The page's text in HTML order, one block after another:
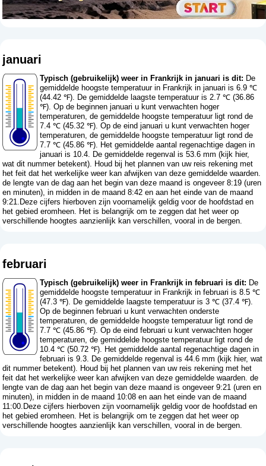
januari
Typisch (gebruikelijk) weer in Frankrijk in januari is dit: De
gemiddelde hoogste temperatuur in Frankrijk in januari is 6.9 ℃
(44.42 ℉). De gemiddelde laagste temperatuur is 2.7 ℃ (36.86
℉). Op de beginnen januari u kunt verwachten hoger
temperaturen, de gemiddelde hoogste temperatuur ligt rond de
7.4 ℃ (45.32 ℉). Op de eind januari u kunt verwachten hoger
temperaturen, de gemiddelde hoogste temperatuur ligt rond de
7.7 ℃ (45.86 ℉). Het gemiddelde aantal regenachtige dagen in
januari is 10.4. De gemiddelde regenval is 53.6 mm (kijk hier,
wat dit nummer betekent). Houd bij het plannen van uw reis rekening met
het feit dat het werkelijke weer kan afwijken van deze gemiddelde waarden.
de lengte van de dag aan het begin van deze maand is ongeveer 8:19 (uren
en minuten), in midden in de maand 8:42 en aan het einde van de maand
9:21.Deze cijfers hierboven zijn voornamelijk geldig voor de hoofdstad en
het gebied eromheen. Het is belangrijk om te zeggen dat het weer op
verschillende hoogtes aanzienlijk kan verschillen, vooral in de bergen.
februari
Typisch (gebruikelijk) weer in Frankrijk in februari is dit: De
gemiddelde hoogste temperatuur in Frankrijk in februari is 8.5 ℃
(47.3 ℉). De gemiddelde laagste temperatuur is 3 ℃ (37.4 ℉).
Op de beginnen februari u kunt verwachten onderste
temperaturen, de gemiddelde hoogste temperatuur ligt rond de
7.7 ℃ (45.86 ℉). Op de eind februari u kunt verwachten hoger
temperaturen, de gemiddelde hoogste temperatuur ligt rond de
10.4 ℃ (50.72 ℉). Het gemiddelde aantal regenachtige dagen in
februari is 9.3. De gemiddelde regenval is 44.6 mm (kijk hier, wat
dit nummer betekent). Houd bij het plannen van uw reis rekening met het
feit dat het werkelijke weer kan afwijken van deze gemiddelde waarden. de
lengte van de dag aan het begin van deze maand is ongeveer 9:21 (uren en
minuten), in midden in de maand 10:08 en aan het einde van de maand
11:00.Deze cijfers hierboven zijn voornamelijk geldig voor de hoofdstad en
het gebied eromheen. Het is belangrijk om te zeggen dat het weer op
verschillende hoogtes aanzienlijk kan verschillen, vooral in de bergen.